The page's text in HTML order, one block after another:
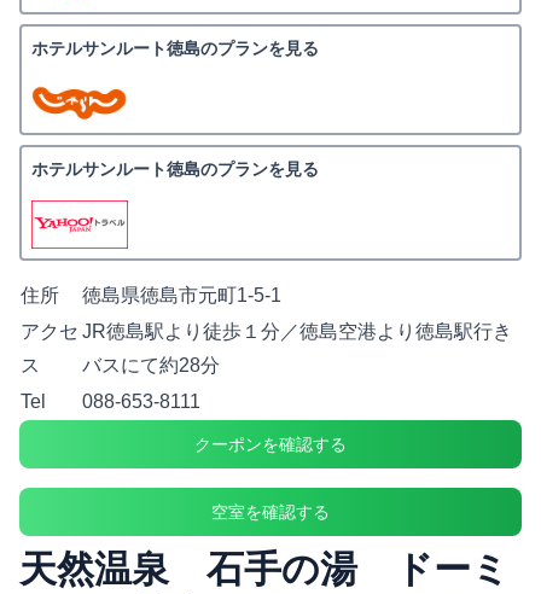
ホテルサンルート徳島のプランを見る
ホテルサンルート徳島のプランを見る
住所
徳島県徳島市元町1-5-1
アクセ
ス
JR徳島駅より徒歩１分／徳島空港より徳島駅行き
バスにて約28分
Tel
088-653-8111
クーポンを確認する
空室を確認する
天然温泉 石手の湯 ドーミ